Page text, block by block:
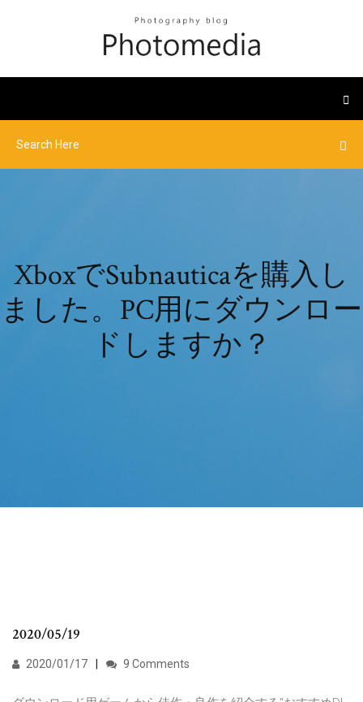
XboxでSubnauticaを購入し
ました。PC用にダウンロー
ドしますか？
2020/05/19
2020/01/17 9 Comments